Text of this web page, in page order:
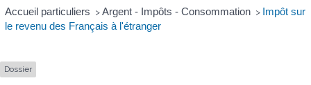
Accueil particuliers > Argent - Impôts - Consommation > Impôt sur
le revenu des Français à l'étranger
Dossier